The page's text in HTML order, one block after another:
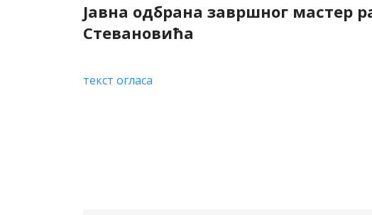
Јавна одбрана завршног мастер
Стевановића
текст огласа